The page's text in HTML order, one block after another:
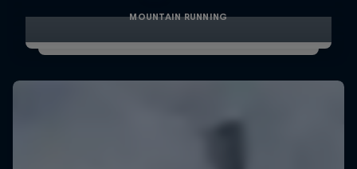
MOUNTAIN RUNNING